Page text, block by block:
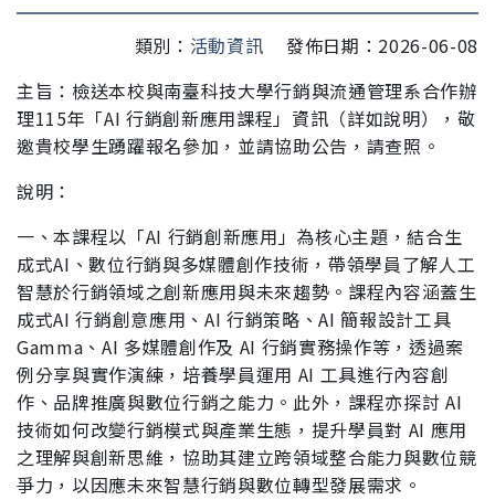
類別： 活動資訊
發佈日期：2026-06-08
主旨：檢送本校與南臺科技大學行銷與流通管理系合作辦
理115年「AI 行銷創新應用課程」資訊（詳如說明），敬
邀貴校學生踴躍報名參加，並請協助公告，請查照。
說明：
一、本課程以「AI 行銷創新應用」為核心主題，結合生
成式AI、數位行銷與多媒體創作技術，帶領學員了解人工
智慧於行銷領域之創新應用與未來趨勢。課程內容涵蓋生
成式AI 行銷創意應用、AI 行銷策略、AI 簡報設計工具
Gamma、AI 多媒體創作及 AI 行銷實務操作等，透過案
例分享與實作演練，培養學員運用 AI 工具進行內容創
作、 品牌推廣與數位行銷之能力。此外，課程亦探討 AI
技術如何改變行銷模式與產業生態，提升學員對 AI 應用
之理解與創新思維，協助其建立跨領域整合能力與數位競
爭力，以因應未來智慧行銷與數位轉型發展需求。